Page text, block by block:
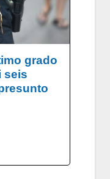
grado
seis